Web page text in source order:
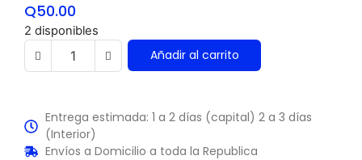
Q50.00
2 disponibles
Añadir al carrito
Entrega estimada: 1 a 2 días (capital) 2 a 3 días
(Interior)
Envíos a Domicilio a toda la Republica